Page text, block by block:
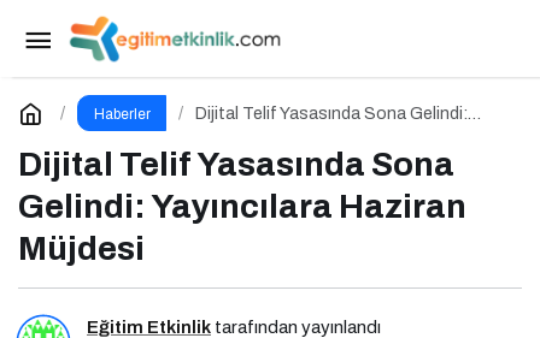
Haberler
Dijital Telif Yasasında Sona Gelindi:
Dijital Telif Yasasında Sona
Gelindi: Yayıncılara Haziran
Müjdesi
Eğitim Etkinlik tarafından yayınlandı
Vodafone Sultanlar Ligi Finali Yeni Rekorlarla
Tamamlandı
Yorum Yap